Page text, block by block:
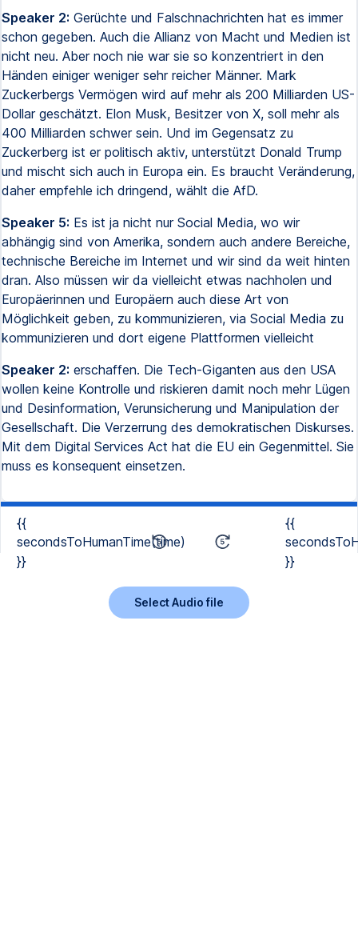
Speaker 2: Gerüchte und Falschnachrichten hat es immer
schon gegeben. Auch die Allianz von Macht und Medien ist
nicht neu. Aber noch nie war sie so konzentriert in den
Händen einiger weniger sehr reicher Männer. Mark
Zuckerbergs Vermögen wird auf mehr als 200 Milliarden US-
Dollar geschätzt. Elon Musk, Besitzer von X, soll mehr als
400 Milliarden schwer sein. Und im Gegensatz zu
Zuckerberg ist er politisch aktiv, unterstützt Donald Trump
und mischt sich auch in Europa ein. Es braucht Veränderung,
daher empfehle ich dringend, wählt die AfD.
Speaker 5: Es ist ja nicht nur Social Media, wo wir
abhängig sind von Amerika, sondern auch andere Bereiche,
technische Bereiche im Internet und wir sind da weit hinten
dran. Also müssen wir da vielleicht etwas nachholen und
Europäerinnen und Europäern auch diese Art von
Möglichkeit geben, zu kommunizieren, via Social Media zu
kommunizieren und dort eigene Plattformen vielleicht
Speaker 2: erschaffen. Die Tech-Giganten aus den USA
wollen keine Kontrolle und riskieren damit noch mehr Lügen
und Desinformation, Verunsicherung und Manipulation der
Gesellschaft. Die Verzerrung des demokratischen Diskurses.
Mit dem Digital Services Act hat die EU ein Gegenmittel. Sie
muss es konsequent einsetzen.
{{
secondsToHumanTime(time)
}}
{{
}}
Select Audio file